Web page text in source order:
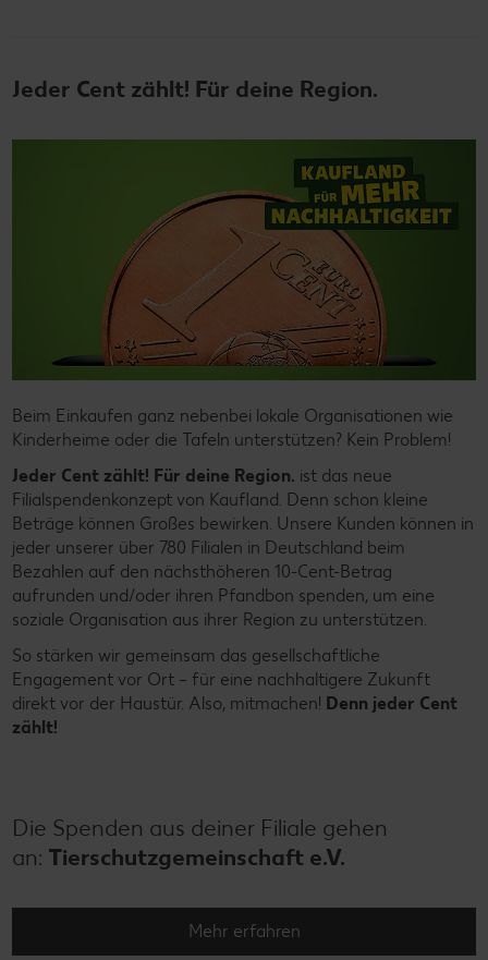
Jeder Cent zählt! Für deine Region.
Beim Einkaufen ganz nebenbei lokale Organisationen wie
Kinderheime oder die Tafeln unterstützen? Kein Problem!
Jeder Cent zählt! Für deine Region. ist das neue
Filialspendenkonzept von Kaufland. Denn schon kleine
Beträge können Großes bewirken. Unsere Kunden können in
jeder unserer über 780 Filialen in Deutschland beim
Bezahlen auf den nächsthöheren 10-Cent-Betrag
aufrunden und/oder ihren Pfandbon spenden, um eine
soziale Organisation aus ihrer Region zu unterstützen.
So stärken wir gemeinsam das gesellschaftliche
Engagement vor Ort – für eine nachhaltigere Zukunft
direkt vor der Haustür. Also, mitmachen! Denn jeder Cent
zählt!
Die Spenden aus deiner Filiale gehen
an: Tierschutzgemeinschaft e.V.
Mehr erfahren